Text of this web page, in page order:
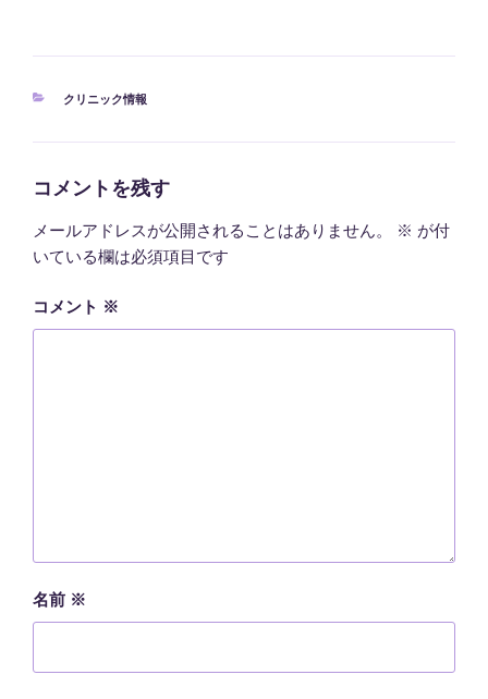
カ
クリニック情報
コメントを残す
メールアドレスが公開されることはありません。 ※ が付
いている欄は必須項目です
コメント ※
名前 ※